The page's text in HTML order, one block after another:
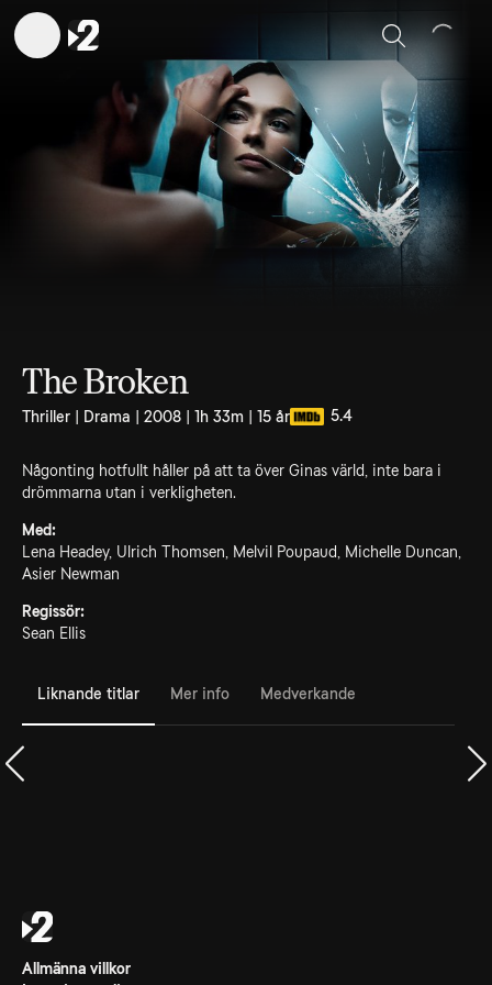
Sök
The Broken
Thriller | Drama | 2008 | 1h 33m | 15 år 5.4
Någonting hotfullt håller på att ta över Ginas värld, inte bara i
drömmarna utan i verkligheten.
Med:
Lena Headey, Ulrich Thomsen, Melvil Poupaud, Michelle Duncan,
Asier Newman
Regissör:
Sean Ellis
Liknande titlar Mer info Medverkande
Allmänna villkor